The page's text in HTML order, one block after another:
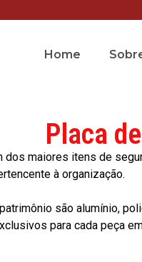
Home
Placa
dos maiores itens de
à organização.
são alumínio,
para cada peça